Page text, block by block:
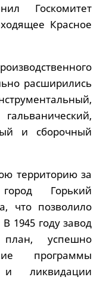
Госкомитет
Красное
расширились
и сборочный
территорию за
Горький
что позволило
1945 году завод
план, успешно
программы
и ликвидации